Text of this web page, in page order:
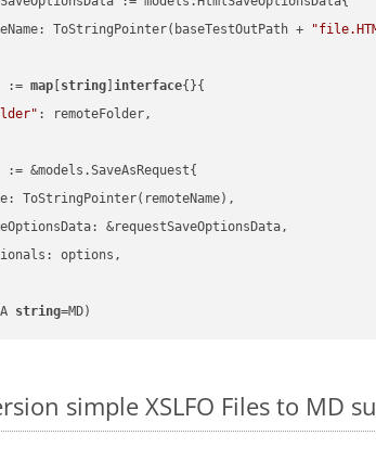
ToStringPointer(baseTestOutPath +
:= map string ]interface{}{
: remoteFolder,
&models.SaveAsRequest{
ToStringPointer(remoteName),
&requestSaveOptionsData,
options,
string=MD)
simple XSLFO Files to MD